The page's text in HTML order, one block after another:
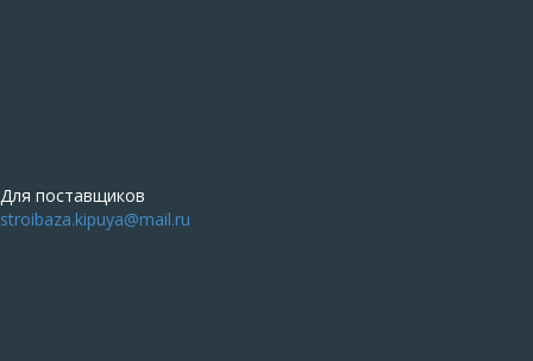
Для поставщиков
stroibaza.kipuya@mail.ru